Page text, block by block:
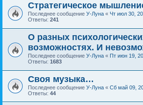
Стратегическое
Последнее сообщение У-Луна « Чт июл 30,
Ответы: 241
О разных
возможностях. И
Последнее сообщение У-Луна « Пт июн 19,
Ответы: 1683
Своя музыка…
Последнее сообщение У-Луна « Сб май 09,
Ответы: 44